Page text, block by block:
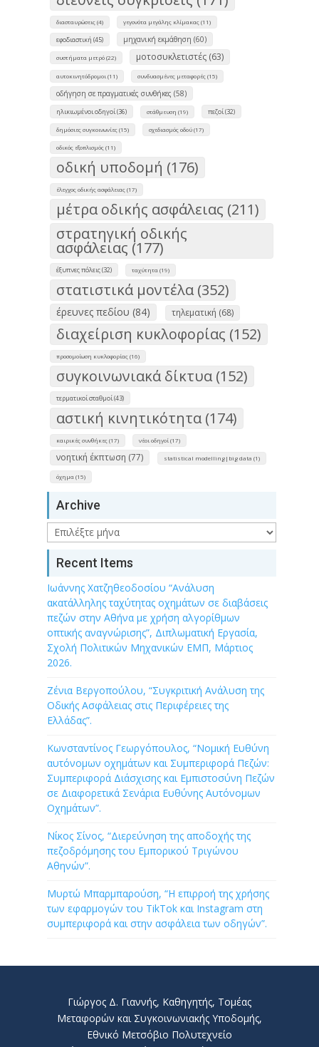
διασταυρώσεις (4) γεγονότα μεγάλης κλίμακας (11)
εφοδιαστική (45) μηχανική εκμάθηση (60)
συστήματα μετρό (22) μοτοσυκλετιστές (63)
αυτοκινητόδρομοι (11) συνδυασμένες μεταφορές (15)
οδήγηση σε πραγματικές συνθήκες (58)
ηλικιωμένοι οδηγοί (36) στάθμευση (19) πεζοί (32)
δημόσιες συγκοινωνίες (15) σχεδιασμός οδού (17)
οδικός εξοπλισμός (11)
οδική υποδομή (176)
έλεγχος οδικής ασφάλειας (17)
μέτρα οδικής ασφάλειας (211)
στρατηγική οδικής
ασφάλειας (177)
έξυπνες πόλεις (32) ταχύτητα (19)
στατιστικά μοντέλα (352)
έρευνες πεδίου (84) τηλεματική (68)
διαχείριση κυκλοφορίας (152)
προσομοίωση κυκλοφορίας (16)
συγκοινωνιακά δίκτυα (152)
τερματικοί σταθμοί (43)
αστική κινητικότητα (174)
καιρικές συνθήκες (17) νέοι οδηγοί (17)
νοητική έκπτωση (77) statistical modelling|big data (1)
όχημα (15)
Archive
Archive
Recent Items
Ιωάννης Χατζηθεοδοσίου “Ανάλυση
ακατάλληλης ταχύτητας οχημάτων σε διαβάσεις
πεζών στην Αθήνα με χρήση αλγορίθμων
οπτικής αναγνώρισης”, Διπλωματική Εργασία,
Σχολή Πολιτικών Μηχανικών ΕΜΠ, Μάρτιος
2026.
Ζένια Βεργοπούλου, “Συγκριτική Ανάλυση της
Οδικής Ασφάλειας στις Περιφέρειες της
Ελλάδας”.
Κωνσταντίνος Γεωργόπουλος, “Νομική Ευθύνη
αυτόνομων οχημάτων και Συμπεριφορά Πεζών:
Συμπεριφορά Διάσχισης και Εμπιστοσύνη Πεζών
σε Διαφορετικά Σενάρια Ευθύνης Αυτόνομων
Οχημάτων”.
Νίκος Σίνος, “Διερεύνηση της αποδοχής της
πεζοδρόμησης του Εμπορικού Τριγώνου
Αθηνών”.
Μυρτώ Μπαρμπαρούση, “Η επιρροή της χρήσης
των εφαρμογών του TikTok και Instagram στη
συμπεριφορά και στην ασφάλεια των οδηγών”.
Γιώργος Δ. Γιαννής, Καθηγητής, Τομέας
Μεταφορών και Συγκοινωνιακής Υποδομής,
Εθνικό Μετσόβιο Πολυτεχνείο